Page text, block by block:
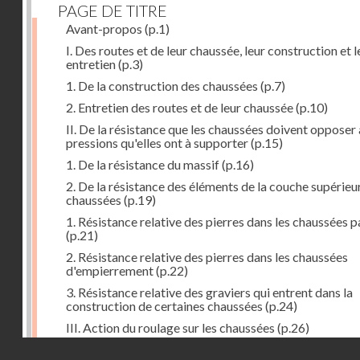
PAGE DE TITRE
Avant-propos (p.1)
I. Des routes et de leur chaussée, leur construction et
entretien(p.3)
1. De la construction des chaussées (p.7)
2. Entretien des routes et de leur chaussée(p.10)
II. De la résistance que les chaussées doivent opposer
pressions qu'elles ont à supporter(p.15)
1. De la résistance du massif(p.16)
2. De la résistance des éléments de la couche
chaussées (p.19)
1. Résistance relative des pierres dans les chaussées
(p.21)
2. Résistance relative des pierres dans les chaussées
d'empierrement(p.22)
3. Résistance relative des graviers qui entrent dans la
construction de certaines chaussées (p.24)
III. Action du roulage sur les chaussées (p.26)